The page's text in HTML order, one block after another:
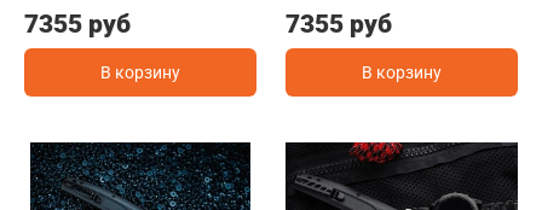
7355 руб
В корзину
7355 руб
В корзину